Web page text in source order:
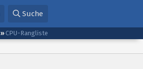
Suche
CPU-Rangliste